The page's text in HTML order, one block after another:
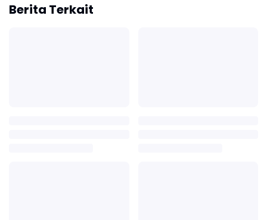
Berita Terkait